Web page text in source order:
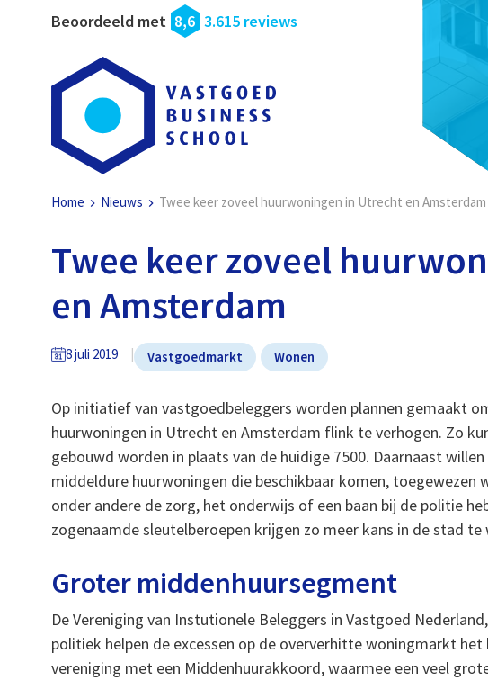
Beoordeeld met 8,6 3.615 reviews
Home Nieuws Twee keer zoveel huurwoningen in Utrecht en Amsterdam
Twee keer zoveel
en Amsterdam
8 juli 2019 Vastgoedmarkt Wonen
Op initiatief van vastgoedbeleggers worden plannen gemaakt
huurwoningen in Utrecht en Amsterdam flink te verhogen. Zo
gebouwd worden in plaats van de huidige 7500. Daarnaast
middeldure huurwoningen die beschikbaar komen, toegewezen
onder andere de zorg, het onderwijs of een baan bij de politie
zogenaamde sleutelberoepen krijgen zo meer kans in de stad te
Groter middenhuursegment
De Vereniging van Instutionele Beleggers in Vastgoed
politiek helpen de excessen op de oververhitte woningmarkt
vereniging met een Middenhuurakkoord, waarmee een veel